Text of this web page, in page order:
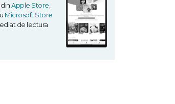
dinApple Store
Microsoft Store
de lectura